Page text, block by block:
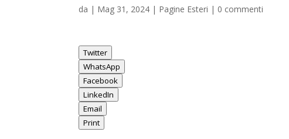
da | Mag 31, 2024 | Pagine Esteri | 0 commenti
Twitter
WhatsApp
Facebook
LinkedIn
Email
Print